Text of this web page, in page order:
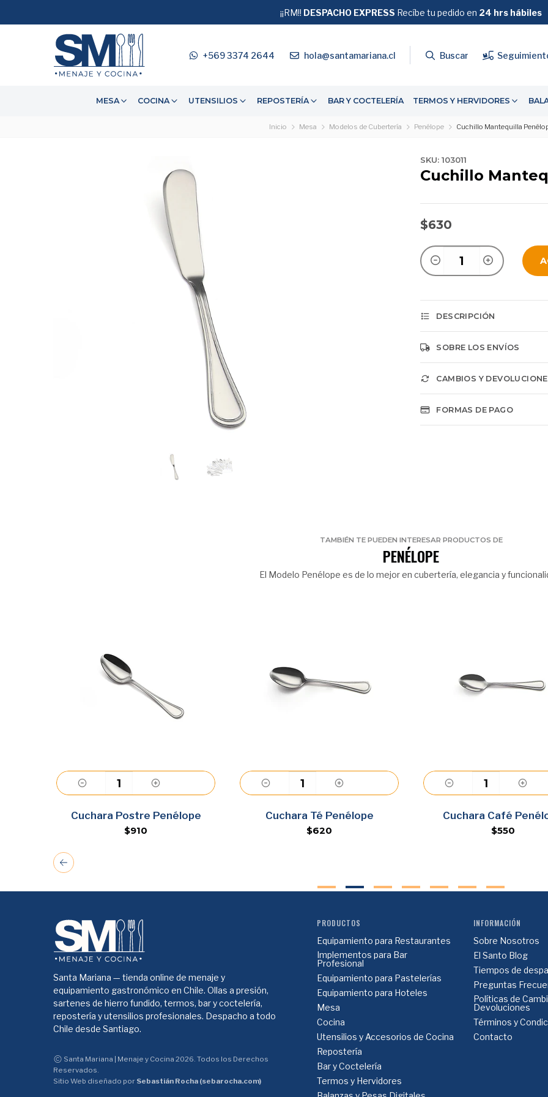
+569 3374 2644 hola@santamariana.cl Buscar
MESA COCINA UTENSILIOS REPOSTERÍA BAR Y COCTELERÍA TERMOS Y HERVIDORES
GRATIS SOBRE $39.990
¡¡RM!! DESPACHO EXPRESS Recíbe tu pedido en 24 hrs hábiles
Inicio Mesa Modelos de Cubertería Penélope Cuchillo Mantequilla
SKU: 103011
Cuchillo
$630
DESCRIPCIÓN
SOBRE LOS ENVÍOS
CAMBIOS Y
FORMAS DE PAGO
TAMBIÉN TE PUEDEN INTERESAR PRODUCTOS DE
PENÉLOPE
El Modelo Penélope es de lo mejor en cubertería, elegancia y
Agregar
Cuchara Postre Penélope
$910
Agregar
Cuchara Té Penélope
$620
Agregar
Cuchara Café
$550
Santa Mariana — tienda online de menaje y
equipamiento gastronómico en Chile. Ollas a presión,
sartenes de hierro fundido, termos, bar y coctelería,
repostería y utensilios profesionales. Despacho a todo
Chile desde Santiago.
Santa Mariana | Menaje y Cocina 2026. Todos los Derechos
Reservados.
Sitio Web diseñado por Sebastián Rocha (sebarocha.com)
PRODUCTOS
Equipamiento para Restaurantes
Implementos para Bar
Profesional
Equipamiento para Pastelerías
Equipamiento para Hoteles
Mesa
Cocina
Utensilios y Accesorios de Cocina
Repostería
Bar y Coctelería
Termos y Hervidores
INFORMACIÓN
Sobre Nosotros
El Santo Blog
Tiempos de
Preguntas
Políticas de
Devoluciones
Términos y
Contacto